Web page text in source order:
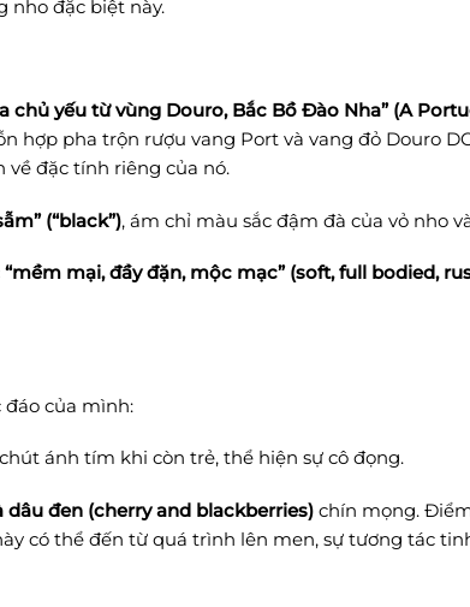
nho đặc biệt này.
chủ yếu từ vùng Douro, Bắc Bồ Đào Nha” (A
hợp pha trộn rượu vang Port và vang đỏ Douro
về đặc tính riêng của nó.
(“black”), ám chỉ màu sắc đậm đà của vỏ nho
“mềm mại, đầy đặn, mộc mạc” (soft, full bodied,
đáo của mình:
ánh tím khi còn trẻ, thể hiện sự cô đọng.
dâu đen (cherry and blackberries) chín mọng.
có thể đến từ quá trình lên men, sự tương tác